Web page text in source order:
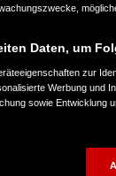
Daten, um
zur
Werbung und
sowie Entwicklung